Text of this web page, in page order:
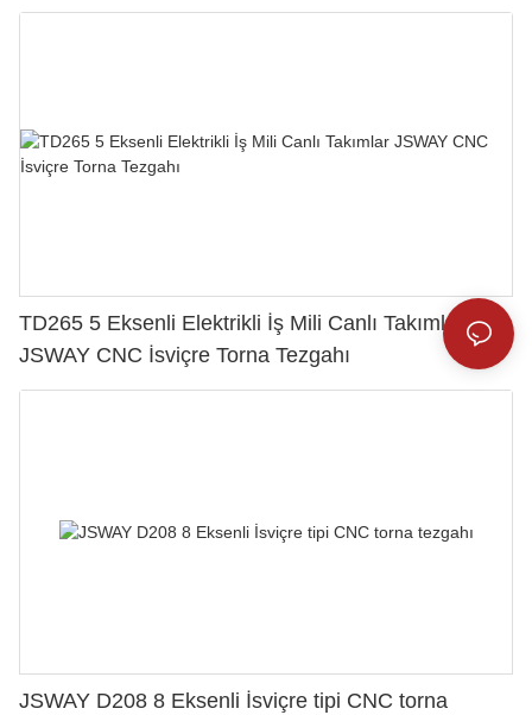
TD265 5 Eksenli Elektrikli İş Mili Canlı Takımlar
JSWAY CNC İsviçre Torna Tezgahı
JSWAY D208 8 Eksenli İsviçre tipi CNC torna